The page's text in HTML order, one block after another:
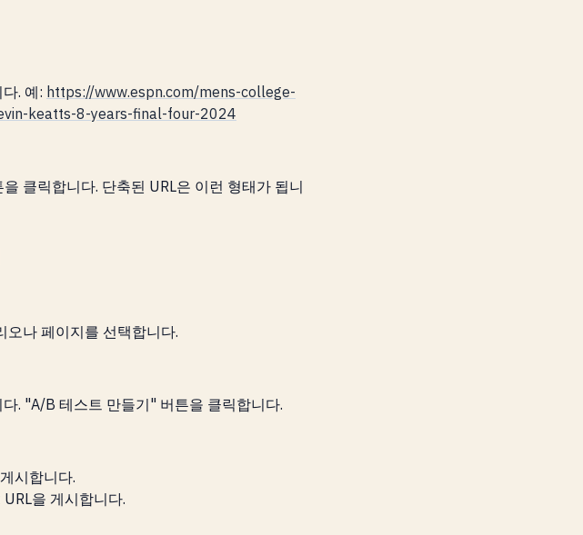
. 예: https://www.espn.com/mens-college-
keatts-8-years-final-four-2024
클릭합니다. 단축된 URL은 이런 형태가 됩니
오나 페이지를 선택합니다.
. "A/B 테스트 만들기" 버튼을 클릭합니다.
시합니다.
을 게시합니다.